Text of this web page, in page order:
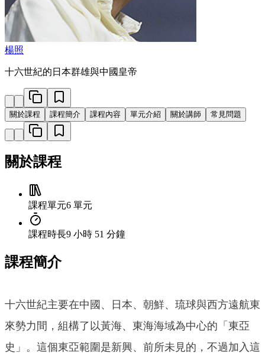
楊照
十六世紀的日本群雄與中國皇帝
關於課程 課程簡介 課程內容 單元介紹 關於講師 常見問題
關於課程
課程單元6 單元
課程時長9 小時 51 分鐘
課程簡介
十六世紀主要在中國、日本、朝鮮、琉球與西方遠航東
來勢力間，組構了以黃海、東海海域為中心的「東亞
史」。這個東亞範圍是新興、前所未見的，不過加入這